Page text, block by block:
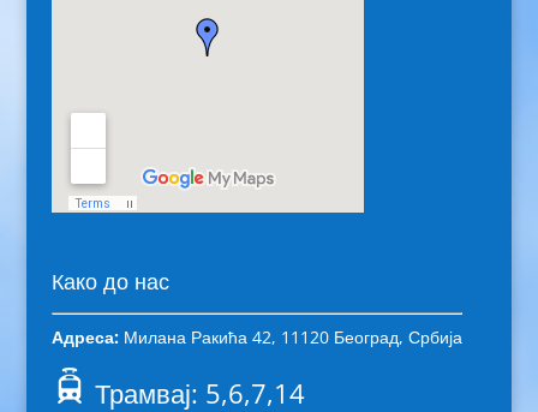
Како до нас
Адреса:Милана Ракића 42, 11120 Београд, Србија
Трамвај: 5,6,7,14